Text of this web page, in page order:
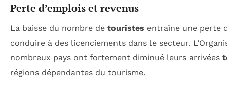
Perte d’emplois et revenus
La baisse du nombre de touristes entraîne une perte
conduire à des licenciements dans le secteur.
nombreux pays ont fortement diminué leurs arrivées
régions dépendantes du tourisme.